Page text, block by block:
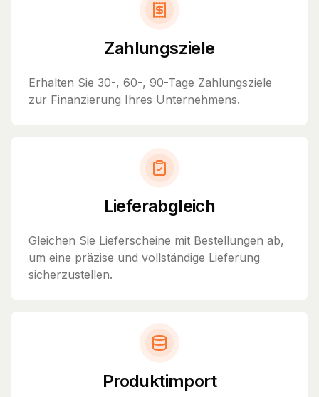
Zahlungsziele
Erhalten Sie 30-, 60-, 90-Tage Zahlungsziele
zur Finanzierung Ihres Unternehmens.
Lieferabgleich
Gleichen Sie Lieferscheine mit Bestellungen ab,
um eine präzise und vollständige Lieferung
sicherzustellen.
Produktimport